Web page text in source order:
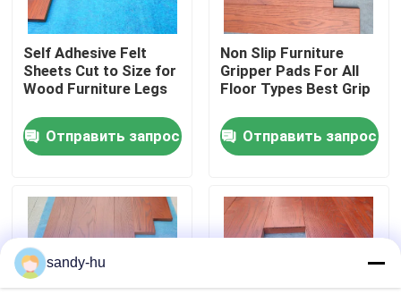
Контроль качества
Свяжитесь с нами
Новости
протектор пола
Предохранение от пола
Self Adhesive Felt
Sheets Cut to Size for
Wood Furniture Legs
Отправить запрос
Non Slip Furniture
Gripper Pads For All
Floor Types Best Grip
Отправить запрос
sandy-hu